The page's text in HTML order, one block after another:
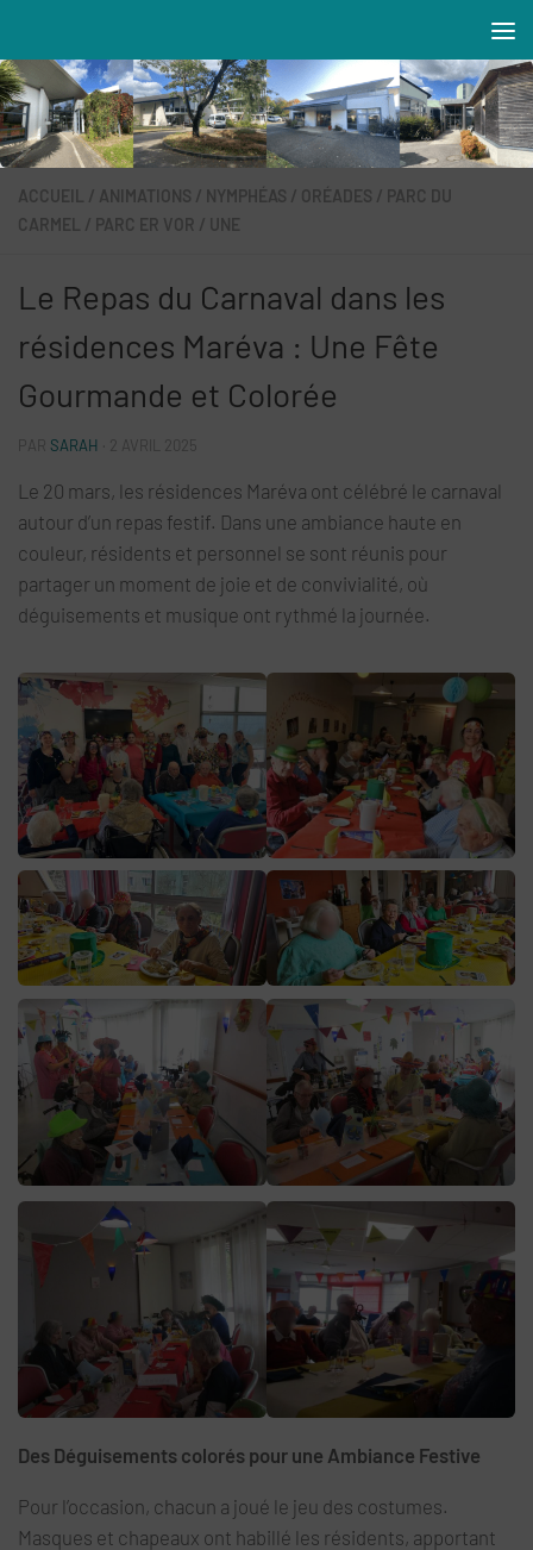
Résidences MAREVA
ACCUEIL / ANIMATIONS / NYMPHÉAS / ORÉADES / PARC DU
CARMEL / PARC ER VOR / UNE
Le Repas du Carnaval dans les
résidences Maréva : Une Fête
Gourmande et Colorée
SARAH 2 AVRIL 2025
Le 20 mars, les résidences Maréva ont célébré le carnaval
autour d’un repas festif. Dans une ambiance haute en
couleur, résidents et personnel se sont réunis pour
partager un moment de joie et de convivialité, où
déguisements et musique ont rythmé la journée.
Des Déguisements colorés pour une Ambiance Festive
Pour l’occasion, chacun a joué le jeu des costumes.
Masques et chapeaux ont habillé les résidents, apportant